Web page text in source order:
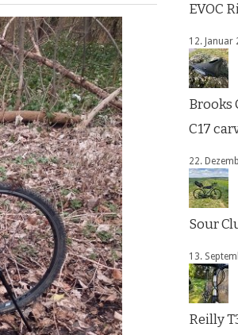
EVOC
12. Januar
Brooks
C17
22.
Sour
13.
Reilly